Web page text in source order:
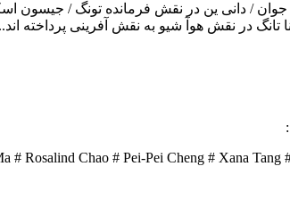
جوان / دانی ین در نقش فرمانده تونگ /
تانگ در نقش هوآ شیو به نقش آفرینی پرداخته اند..
Rosalind Chao # Pei-Pei Cheng # Xana